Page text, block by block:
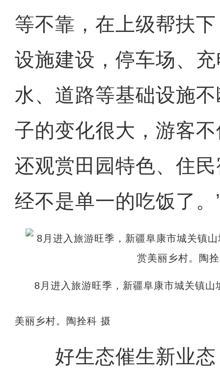
等不靠，在上级帮扶
设施建设，停车场、
水、道路等基础设施
子的变化很大，游客
还观赏田园特色、住
经不是单一的吃饭了
8月进入旅游旺季，新疆阜康市城关镇
美丽乡村。陶拴科 摄
好生态催生新业态